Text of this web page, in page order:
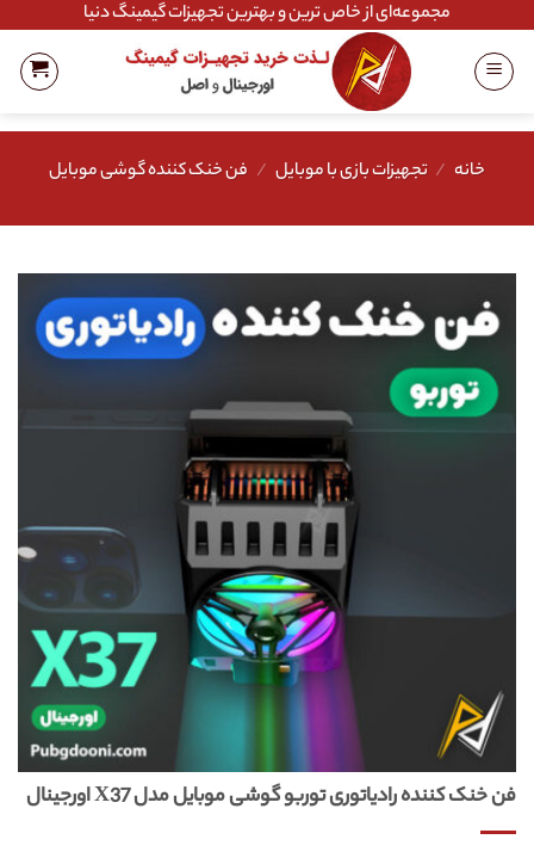
content
مجموعه‌ای از خاص ترین و بهترین تجهیزات گیمینگ دنیا
خانه / تجهیزات بازی با موبایل / فن خنک کننده گوشی موبایل
فن خنک کننده رادیاتوری توربو گوشی موبایل مدل X37 اورجینال